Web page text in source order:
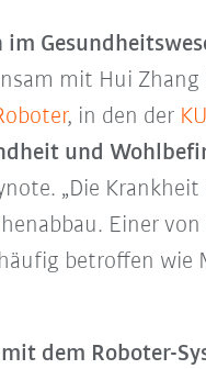
im
mit Hui
, in den der
und
„Die
Einer
betroffen wie
dem Roboter-